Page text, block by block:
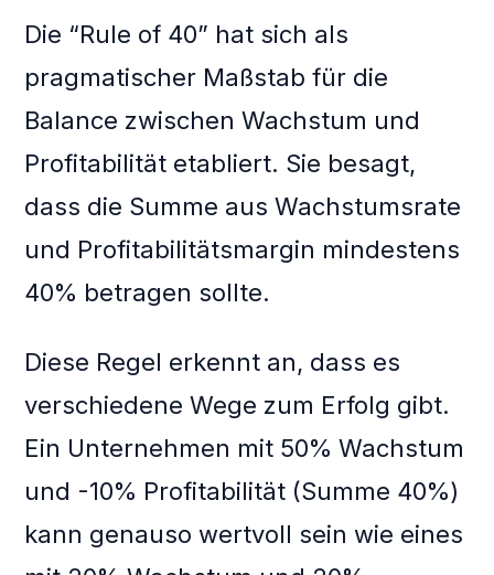
Die “Rule of 40” hat sich als
pragmatischer Maßstab für die
Balance zwischen Wachstum und
Profitabilität etabliert. Sie besagt,
dass die Summe aus Wachstumsrate
und Profitabilitätsmargin mindestens
40% betragen sollte.
Diese Regel erkennt an, dass es
verschiedene Wege zum Erfolg gibt.
Ein Unternehmen mit 50% Wachstum
und -10% Profitabilität (Summe 40%)
kann genauso wertvoll sein wie eines